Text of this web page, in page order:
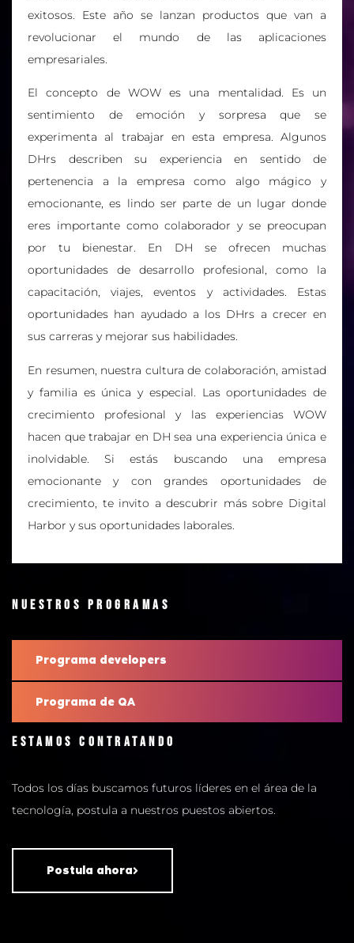
exitosos. Este año se lanzan productos que van a
revolucionar el mundo de las aplicaciones
empresariales.
El concepto de WOW es una mentalidad. Es un
sentimiento de emoción y sorpresa que se
experimenta al trabajar en esta empresa. Algunos
DHrs describen su experiencia en sentido de
pertenencia a la empresa como algo mágico y
emocionante, es lindo ser parte de un lugar donde
eres importante como colaborador y se preocupan
por tu bienestar. En DH se ofrecen muchas
oportunidades de desarrollo profesional, como la
capacitación, viajes, eventos y actividades. Estas
oportunidades han ayudado a los DHrs a crecer en
sus carreras y mejorar sus habilidades.
En resumen, nuestra cultura de colaboración, amistad
y familia es única y especial. Las oportunidades de
crecimiento profesional y las experiencias WOW
hacen que trabajar en DH sea una experiencia única e
inolvidable. Si estás buscando una empresa
emocionante y con grandes oportunidades de
crecimiento, te invito a descubrir más sobre Digital
Harbor y sus oportunidades laborales.
Nuestros programas
Programa developers
Programa de QA
Estamos contratando
Todos los días buscamos futuros líderes en el área de la
tecnología, postula a nuestros puestos abiertos.
Postula ahora